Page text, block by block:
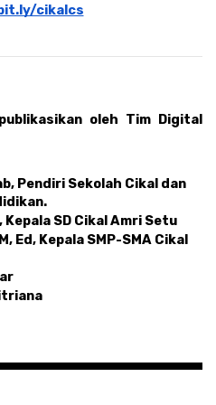
cikalcs
oleh Tim Digital
Pendiri Sekolah Cikal dan
Kepala SD Cikal Amri Setu
Ed, Kepala SMP-SMA Cikal